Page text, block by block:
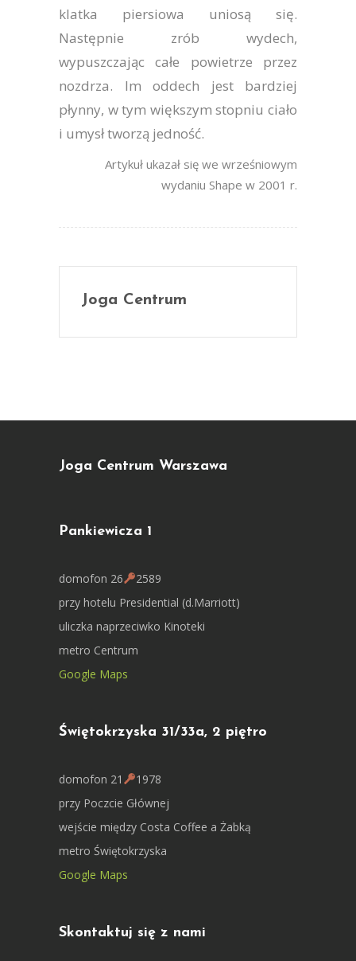
klatka piersiowa uniosą się.
Następnie zrób wydech,
wypuszczając całe powietrze przez
nozdrza. Im oddech jest bardziej
płynny, w tym większym stopniu ciało
i umysł tworzą jedność.
Artykuł ukazał się we wrześniowym
wydaniu Shape w 2001 r.
Joga Centrum
Joga Centrum Warszawa
Pankiewicza 1
domofon 26
2589
przy hotelu Presidential (d.Marriott)
uliczka naprzeciwko Kinoteki
metro Centrum
Google Maps
Świętokrzyska 31/33a, 2 piętro
domofon 21
1978
przy Poczcie Głównej
wejście między Costa Coffee a Żabką
metro Świętokrzyska
Google Maps
Skontaktuj się z nami